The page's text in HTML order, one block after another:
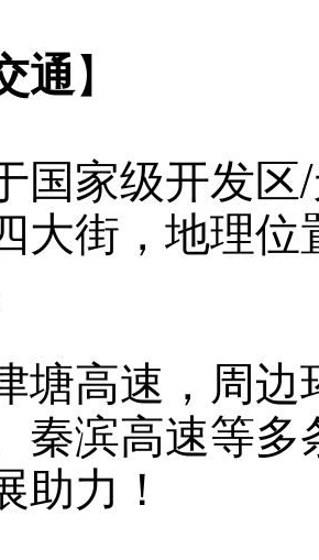
通】
国家级开发
大街，地理
塘高速，周
秦滨高速等
助力！